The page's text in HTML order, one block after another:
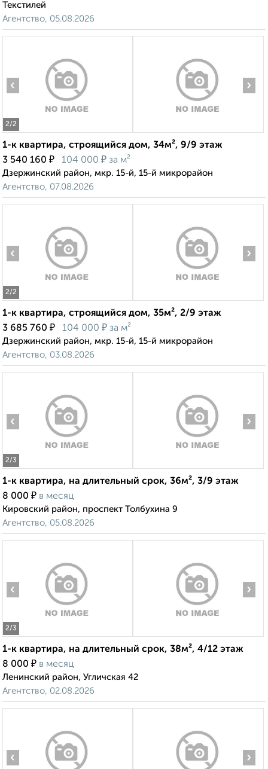
Текстилей
Агентство, 05.08.2026
2/2
‹ ›
1-к квартира, строящийся дом, 34м², 9/9 этаж
3 540 160 ₽ 104 000 ₽ за м²
Дзержинский район, мкр. 15-й, 15-й микрорайон
Агентство, 07.08.2026
2/2
‹ ›
1-к квартира, строящийся дом, 35м², 2/9 этаж
3 685 760 ₽ 104 000 ₽ за м²
Дзержинский район, мкр. 15-й, 15-й микрорайон
Агентство, 03.08.2026
2/3
‹ ›
1-к квартира, на длительный срок, 36м², 3/9 этаж
8 000 ₽ в месяц
Кировский район, проспект Толбухина 9
Агентство, 05.08.2026
2/3
‹ ›
1-к квартира, на длительный срок, 38м², 4/12 этаж
8 000 ₽ в месяц
Ленинский район, Угличская 42
Агентство, 02.08.2026
‹ ›